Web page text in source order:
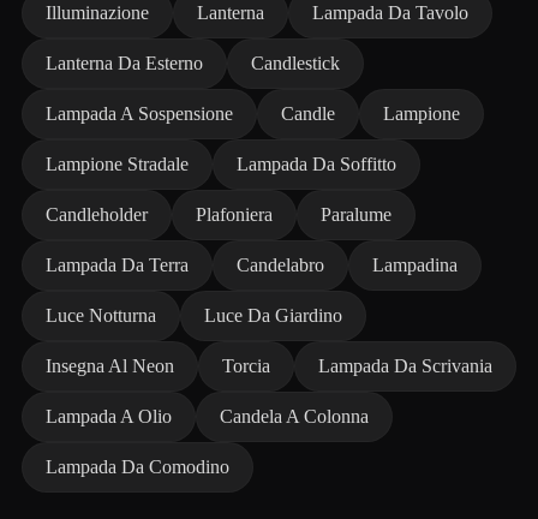
Illuminazione Lanterna Lampada Da Tavolo
Lanterna Da Esterno Candlestick
Lampada A Sospensione Candle Lampione
Lampione Stradale Lampada Da Soffitto
Candleholder Plafoniera Paralume
Lampada Da Terra Candelabro Lampadina
Luce Notturna Luce Da Giardino
Insegna Al Neon Torcia Lampada Da Scrivania
Lampada A Olio Candela A Colonna
Lampada Da Comodino